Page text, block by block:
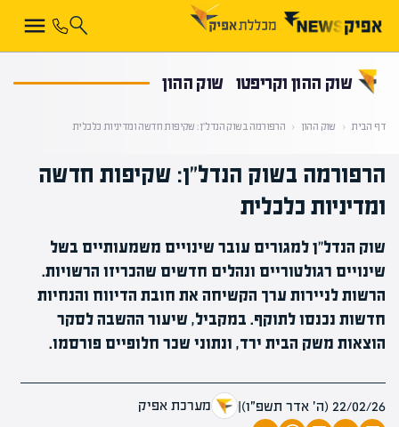
שוק ההון וקריפטו שוק ההון
דף הבית ‹ שוק ההון ‹ הרפורמה בשוק הנדל"ן: שקיפות חדשה ומדיניות כלכלית
הרפורמה בשוק הנדל"ן: שקיפות חדשה
ומדיניות כלכלית
שוק הנדל"ן למגורים עובר שינויים משמעותיים בשל
שינויים רגולטוריים ונהלים חדשים שהכריזו הרשויות.
הרשות לניירות ערך הקשיחה את חובת הדיווח והנחיות
חדשות נכנסו לתוקף. במקביל, שיעור ההשבה לסקר
הוצאות משק הבית ירד, ונתוני שכר חלופיים פורסמו.
22/02/26 (ה׳ אדר תשפ״ו) | מערכת אפיק